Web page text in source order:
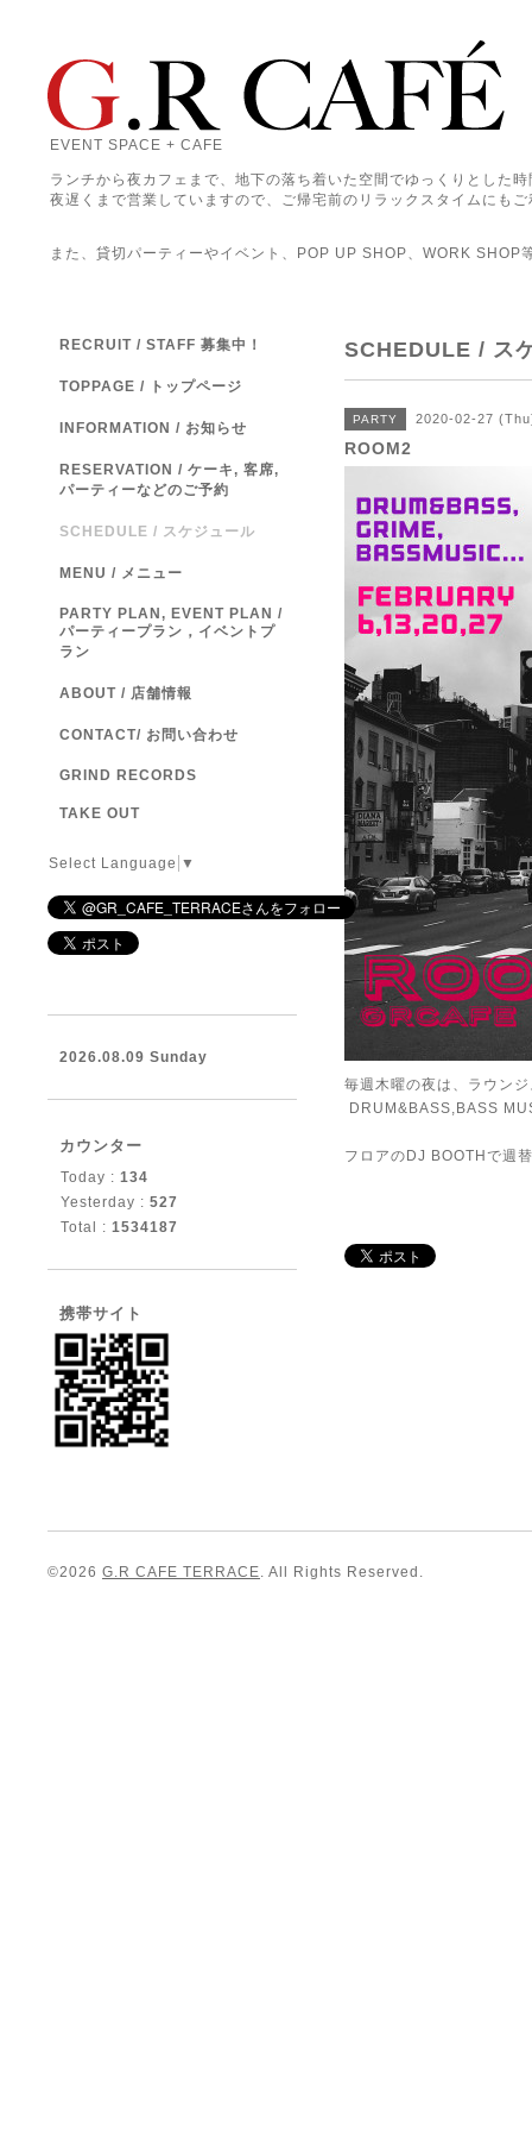
EVENT SPACE + CAFE
ランチから夜カフェまで、地下の落ち着いた空間でゆっくりとした
夜遅くまで営業していますので、ご帰宅前のリラックスタイムにも
また、貸切パーティーやイベント、POP UP SHOP、WORK SHOP
SCHEDULE / ス
PARTY 2020-02-27
ROOM2
毎週木曜の夜は、ラウン
DRUM&BASS,BASS
フロアのDJ BOOTHで週
RECRUIT / STAFF 募集中！
TOPPAGE / トップページ
INFORMATION / お知らせ
RESERVATION / ケーキ, 客席,
パーティーなどのご予約
SCHEDULE / スケジュール
MENU / メニュー
PARTY PLAN, EVENT PLAN /
パーティープラン，イベントプ
ラン
ABOUT / 店舗情報
CONTACT/ お問い合わせ
GRIND RECORDS
TAKE OUT
Select Language ▼
2026.08.09 Sunday
カウンター
Today : 134
Yesterday : 527
Total : 1534187
携帯サイト
©2026 G.R CAFE TERRACE. All Rights Reserved.